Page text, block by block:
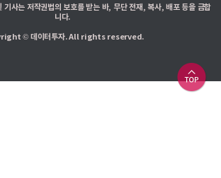
기사는 저작권법의 보호를 받는 바, 무단 전재, 복사, 배포 등을 금합
니다.
© 데이터투자. All rights reserved.